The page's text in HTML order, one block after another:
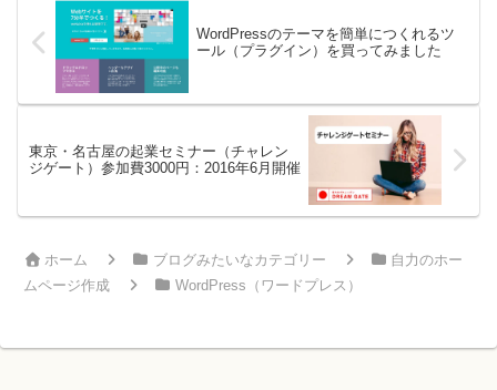
WordPressのテーマを簡単につくれるツ
ール（プラグイン）を買ってみました
東京・名古屋の起業セミナー（チャレン
ジゲート）参加費3000円：2016年6月開催
ホーム ブログみたいなカテゴリー
自力のホー
ムページ作成
WordPress（ワードプレス）